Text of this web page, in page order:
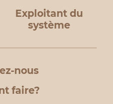
Exploitant du
système
nous
faire?